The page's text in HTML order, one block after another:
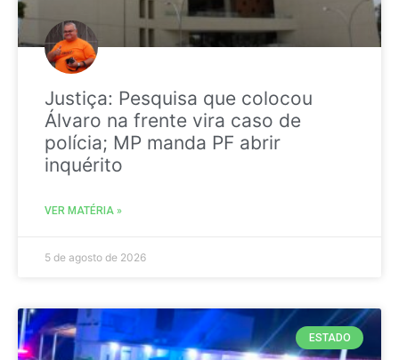
Justiça: Pesquisa que colocou
Álvaro na frente vira caso de
polícia; MP manda PF abrir
inquérito
VER MATÉRIA »
5 de agosto de 2026
ESTADO